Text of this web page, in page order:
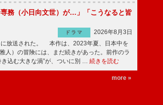
務（小日向文世）が…」「こうなると皆
ドラマ
2026年8月3日
放送された。 本作は、2023年夏、日本中を
人）の冒険には、まだ続きがあった。前作のラ
込む大きな渦”が、ついに別 … 続きを読む
more »